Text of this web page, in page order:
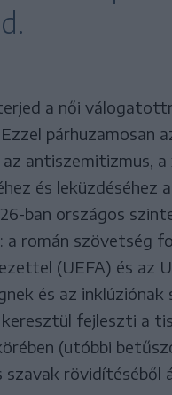
a női
párhuzamosan
antiszemitizmus, a
és leküzdéséhez
ban országos
a román szövetség
(UEFA) és az
és az
fejleszti a
(utóbbi
rövidítéséből